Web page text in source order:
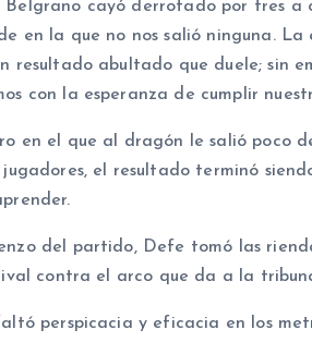
Belgrano cayó derrotado por tres
en la que no nos salió ninguna.
resultado abultado que duele; sin
con la esperanza de cumplir
en el que al dragón le salió poco
jugadores, el resultado terminó
del partido, Defe tomó las
contra el arco que da a la
perspicacia y eficacia en los